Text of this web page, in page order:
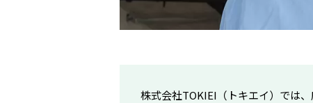
株式会社TOKIEI（トキエイ）では